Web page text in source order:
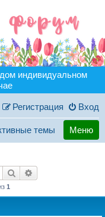
индивидуальном
Вход
Регистрация
темы Меню
Поиск
1